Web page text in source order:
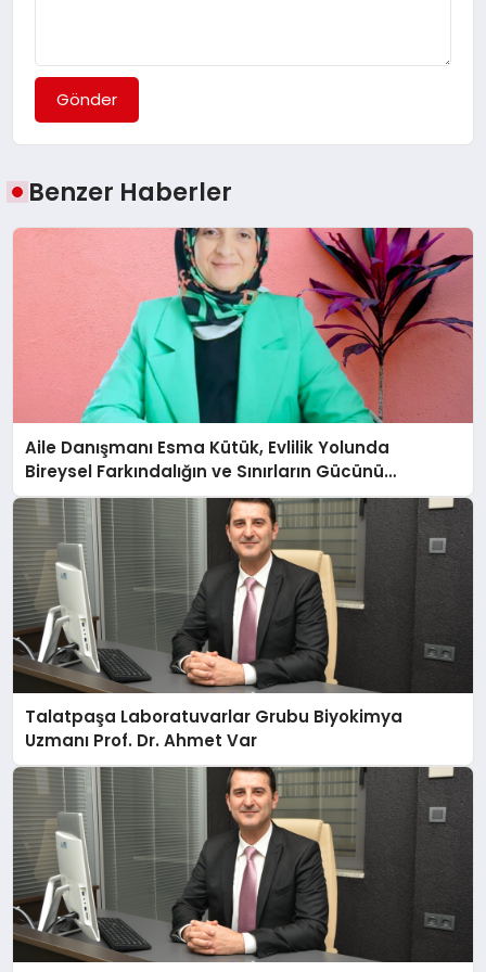
Gönder
Benzer Haberler
Aile Danışmanı Esma Kütük, Evlilik Yolunda
Bireysel Farkındalığın ve Sınırların Gücünü
Anlatıyor
Talatpaşa Laboratuvarlar Grubu Biyokimya
Uzmanı Prof. Dr. Ahmet Var